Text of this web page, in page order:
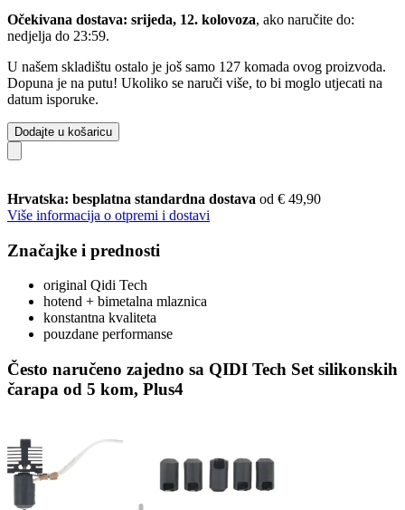
Očekivana dostava: srijeda, 12. kolovoza, ako naručite do:
nedjelja do 23:59.
U našem skladištu ostalo je još samo 127 komada ovog proizvoda.
Dopuna je na putu! Ukoliko se naruči više, to bi moglo utjecati na
datum isporuke.
Dodajte u košaricu
Hrvatska: besplatna standardna dostava od € 49,90
Više informacija o otpremi i dostavi
Značajke i prednosti
original Qidi Tech
hotend + bimetalna mlaznica
konstantna kvaliteta
pouzdane performanse
Često naručeno zajedno sa QIDI Tech Set silikonskih
čarapa od 5 kom, Plus4